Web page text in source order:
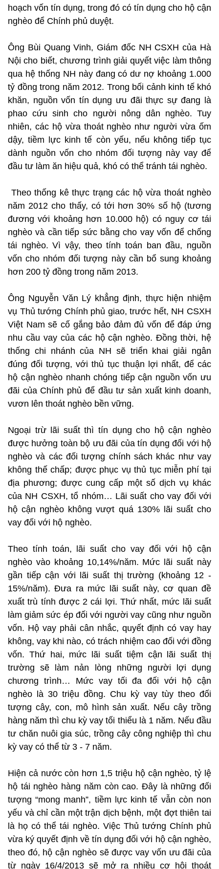
hoạch vốn tín dụng, trong đó có tín dụng cho hộ cận
nghèo để Chính phủ duyệt.
Ông Bùi Quang Vinh, Giám đốc NH CSXH của Hà
Nội cho biết, chương trình giải quyết việc làm thông
qua hệ thống NH này đang có dư nợ khoảng 1.000
tỷ đồng trong năm 2012. Trong bối cảnh kinh tế khó
khăn, nguồn vốn tín dụng ưu đãi thực sự đang là
phao cứu sinh cho người nông dân nghèo. Tuy
nhiên, các hộ vừa thoát nghèo như người vừa ốm
dậy, tiềm lực kinh tế còn yếu, nếu không tiếp tục
dành nguồn vốn cho nhóm đối tượng này vay để
đầu tư làm ăn hiệu quả, khó có thể tránh tái nghèo.
Theo thống kê thực trạng các hộ vừa thoát nghèo
năm 2012 cho thấy, có tới hơn 30% số hộ (tương
đương với khoảng hơn 10.000 hộ) có nguy cơ tái
nghèo và cần tiếp sức bằng cho vay vốn để chống
tái nghèo. Vì vậy, theo tính toán ban đầu, nguồn
vốn cho nhóm đối tượng này cần bổ sung khoảng
hơn 200 tỷ đồng trong năm 2013.
Ông Nguyễn Văn Lý khẳng định, thực hiện nhiệm
vụ Thủ tướng Chính phủ giao, trước hết, NH CSXH
Việt Nam sẽ cố gắng bảo đảm đủ vốn để đáp ứng
nhu cầu vay của các hộ cận nghèo. Đồng thời, hệ
thống chi nhánh của NH sẽ triển khai giải ngân
đúng đối tượng, với thủ tục thuận lợi nhất, để các
hộ cận nghèo nhanh chóng tiếp cận nguồn vốn ưu
đãi của Chính phủ để đầu tư sản xuất kinh doanh,
vươn lên thoát nghèo bền vững.
Ngoại trừ lãi suất thì tín dụng cho hộ cận nghèo
được hưởng toàn bộ ưu đãi của tín dụng đối với hộ
nghèo và các đối tượng chính sách khác như vay
không thế chấp; được phục vụ thủ tục miễn phí tại
địa phương; được cung cấp một số dịch vụ khác
của NH CSXH, tổ nhóm… Lãi suất cho vay đối với
hộ cận nghèo không vượt quá 130% lãi suất cho
vay đối với hộ nghèo.
Theo tính toán, lãi suất cho vay đối với hộ cận
nghèo vào khoảng 10,14%/năm. Mức lãi suất này
gần tiếp cận với lãi suất thị trường (khoảng 12 -
15%/năm). Đưa ra mức lãi suất này, cơ quan đề
xuất trù tính được 2 cái lợi. Thứ nhất, mức lãi suất
làm giảm sức ép đối với người vay cũng như nguồn
vốn. Hộ vay phải cân nhắc, quyết định có vay hay
không, vay khi nào, có trách nhiệm cao đối với đồng
vốn. Thứ hai, mức lãi suất tiệm cận lãi suất thị
trường sẽ làm nản lòng những người lợi dụng
chương trình… Mức vay tối đa đối với hộ cận
nghèo là 30 triệu đồng. Chu kỳ vay tùy theo đối
tượng cây, con, mô hình sản xuất. Nếu cây trồng
hàng năm thì chu kỳ vay tối thiểu là 1 năm. Nếu đầu
tư chăn nuôi gia súc, trồng cây công nghiệp thì chu
kỳ vay có thể từ 3 - 7 năm.
Hiện cả nước còn hơn 1,5 triệu hộ cận nghèo, tỷ lệ
hộ tái nghèo hàng năm còn cao. Đây là những đối
tượng “mong manh”, tiềm lực kinh tế vẫn còn non
yếu và chỉ cần một trận dịch bệnh, một đợt thiên tai
là họ có thể tái nghèo. Việc Thủ tướng Chính phủ
vừa ký quyết định về tín dụng đối với hộ cận nghèo,
theo đó, hộ cận nghèo sẽ được vay vốn ưu đãi của
từ ngày 16/4/2013 sẽ mở ra nhiều cơ hội thoát